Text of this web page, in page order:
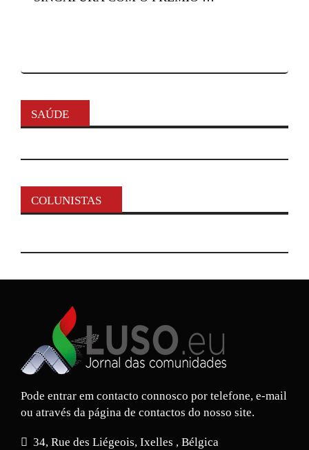
SAÚDE
COLUNISTAS
Pode entrar em contacto connosco por telefone, e-mail
ou através da página de contactos do nosso site.
34, Rue des Liégeois, Ixelles , Bélgica